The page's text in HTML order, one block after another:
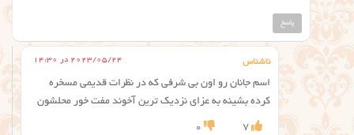
پاسخ
ناشناس 2023/05/24 در 14:30
اسم جانان رو اون بی شرفی که در نظرات قدیمی مسخره
کرده بشینه به عزای نزدیک ترین آخوند مفت خور محلشون
7
0